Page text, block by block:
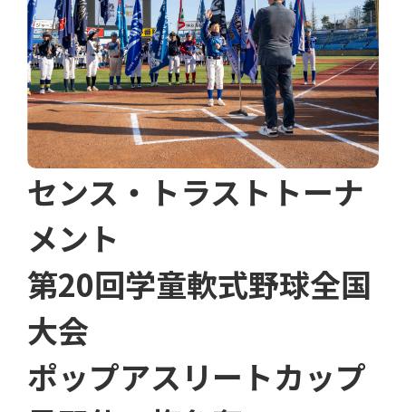
センス・トラストトーナ
メント
第20回学童軟式野球全国
大会
ポップアスリートカップ